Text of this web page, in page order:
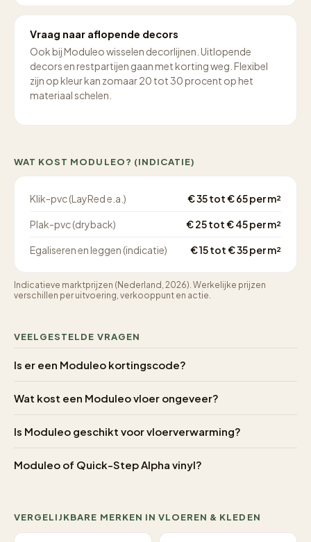
Vraag naar aflopende decors
Ook bij Moduleo wisselen decorlijnen. Uitlopende
decors en restpartijen gaan met korting weg. Flexibel
zijn op kleur kan zomaar 20 tot 30 procent op het
materiaal schelen.
WAT KOST MODULEO? (INDICATIE)
Klik-pvc (LayRed e.a.) € 35 tot € 65 per m²
Plak-pvc (dryback) € 25 tot € 45 per m²
Egaliseren en leggen (indicatie) € 15 tot € 35 per m²
Indicatieve marktprijzen (Nederland, 2026). Werkelijke prijzen
verschillen per uitvoering, verkooppunt en actie.
VEELGESTELDE VRAGEN
Is er een Moduleo kortingscode?
Wat kost een Moduleo vloer ongeveer?
Is Moduleo geschikt voor vloerverwarming?
Moduleo of Quick-Step Alpha vinyl?
VERGELIJKBARE MERKEN IN VLOEREN & KLEDEN